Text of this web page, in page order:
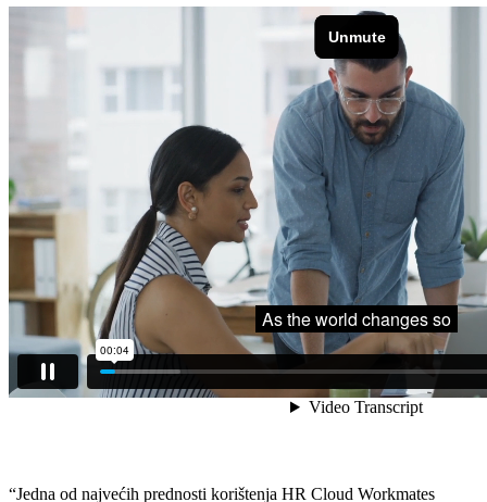
“Jedna od najvećih prednosti korištenja HR Cloud Workmates